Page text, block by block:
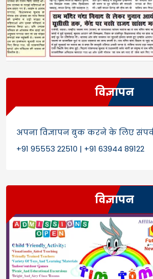
विज्ञापन
अपना विज्ञापन बुक करने के लिए
+91 95553 22510 | +91 63944 89122
विज्ञापन